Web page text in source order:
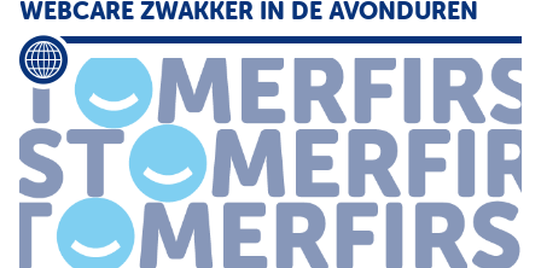
WEBCARE ZWAKKER IN DE AVONDUREN